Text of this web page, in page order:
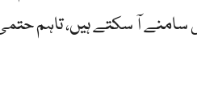
آ سکتے ہیں، تاہم